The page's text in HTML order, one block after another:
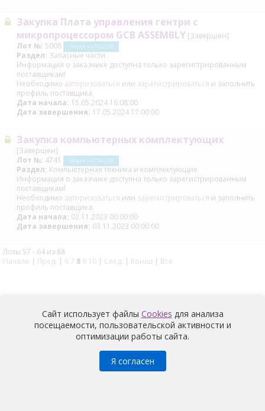
Лоты 57 - 64 из 88
Начало | Пред. | 67 8 9 10 | След. | Конец | Все
Закупка Плата управления гентри с
микропроцессором GCB ASSEMBLY [Завершен]
Лот №: 5008 Запрос на ТМЦ (В)
Раздел: Запасные части
Информация о заказчике доступна только зарегистрированным
поставщикам!
Необходимо авторизоваться или зарегистрироваться и заполнить
профиль поставщика.
Дата начала: 15.05.2024 16:08:00
Дата завершения: 17.05.2024 17:00:00
Закупка компьютерных комплектующих
[Завершен]
Лот №: 4741 Запрос на ТМЦ (В)
Раздел: Компьютерная техника и комплектующие
Информация о заказчике доступна только зарегистрированным
поставщикам!
Необходимо авторизоваться или зарегистрироваться и заполнить
профиль поставщика.
Дата начала: 02.11.2023 00:00:00
Дата завершения: 03.11.2023 00:00:00
© 2026 | Политика конфиденциальности
Сайт использует файлы Cookies для анализа
посещаемости, пользовательской активности и
оптимизации работы сайта.
Я согласен